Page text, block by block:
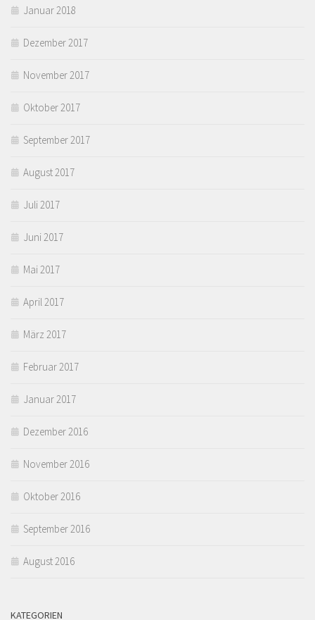
Januar 2018
Dezember 2017
November 2017
Oktober 2017
September 2017
August 2017
Juli 2017
Juni 2017
Mai 2017
April 2017
März 2017
Februar 2017
Januar 2017
Dezember 2016
November 2016
Oktober 2016
September 2016
August 2016
KATEGORIEN